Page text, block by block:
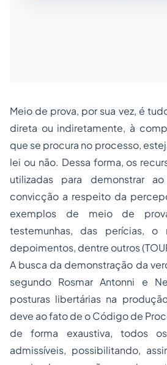
Meio de prova, por sua vez, é
direta ou indiretamente, à
que se procura no processo,
lei ou não. Dessa forma, os
utilizadas para demonstrar
convicção a respeito da
exemplos de meio de
testemunhas, das perícias, o
depoimentos, dentre outros
A busca da demonstração da
segundo Rosmar Antonni e
posturas libertárias na
deve ao fato de o Código de
de forma exaustiva, todos
admissíveis, possibilitando,